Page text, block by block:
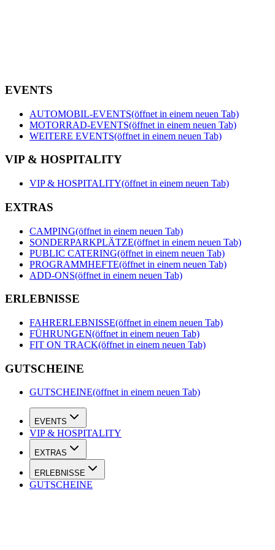
EVENTS
AUTOMOBIL-EVENTS(öffnet in einem neuen Tab)
MOTORRAD-EVENTS(öffnet in einem neuen Tab)
WEITERE EVENTS(öffnet in einem neuen Tab)
VIP & HOSPITALITY
VIP & HOSPITALITY(öffnet in einem neuen Tab)
EXTRAS
CAMPING(öffnet in einem neuen Tab)
SONDERPARKPLÄTZE(öffnet in einem neuen Tab)
PUBLIC CATERING(öffnet in einem neuen Tab)
PROGRAMMHEFTE(öffnet in einem neuen Tab)
ADD-ONS(öffnet in einem neuen Tab)
ERLEBNISSE
FAHRERLEBNISSE(öffnet in einem neuen Tab)
FÜHRUNGEN(öffnet in einem neuen Tab)
FIT ON TRACK(öffnet in einem neuen Tab)
GUTSCHEINE
GUTSCHEINE(öffnet in einem neuen Tab)
EVENTS
VIP & HOSPITALITY
EXTRAS
ERLEBNISSE
GUTSCHEINE